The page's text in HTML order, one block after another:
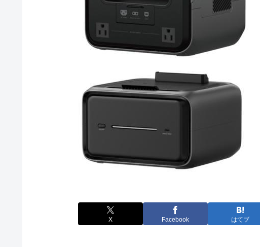
X Facebook はてブ